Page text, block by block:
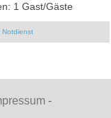
1 Gast/Gäste
Notdienst
-